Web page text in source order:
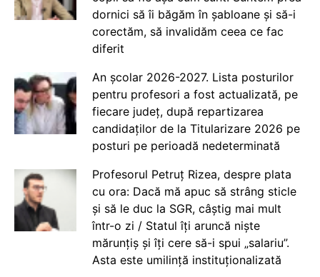
dornici să îi băgăm în șabloane și să-i
corectăm, să invalidăm ceea ce fac
diferit
An școlar 2026-2027. Lista posturilor
pentru profesori a fost actualizată, pe
fiecare județ, după repartizarea
candidaților de la Titularizare 2026 pe
posturi pe perioadă nedeterminată
Profesorul Petruț Rizea, despre plata
cu ora: Dacă mă apuc să strâng sticle
și să le duc la SGR, câștig mai mult
într-o zi / Statul îți aruncă niște
mărunțiș și îți cere să-i spui „salariu”.
Asta este umilință instituționalizată